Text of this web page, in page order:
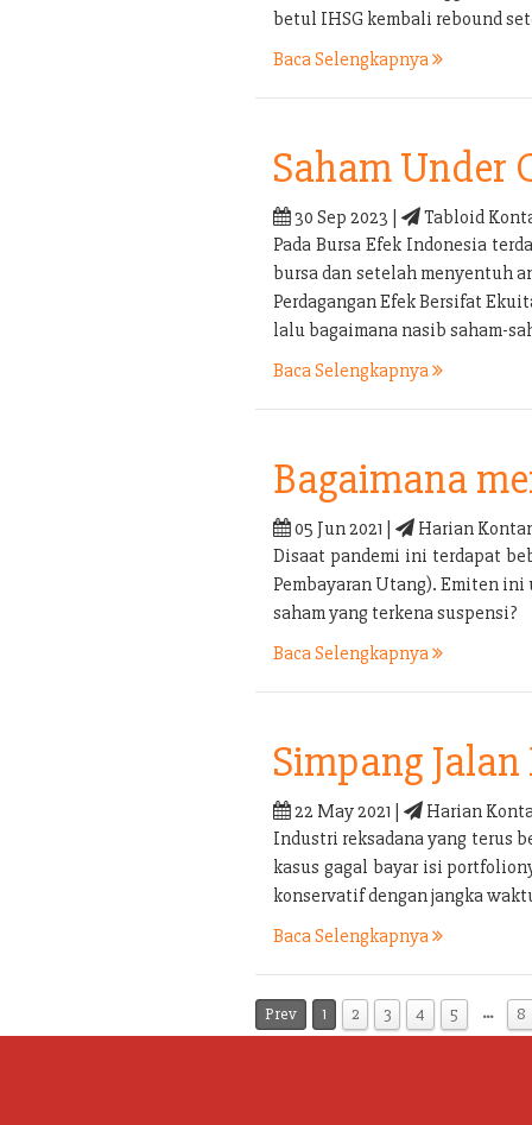
betul IHSG kembali rebound
Baca Selengkapnya
Saham Under
30 Sep 2023 |
Tabloid
Pada Bursa Efek Indonesia
bursa dan setelah menyentuh
Perdagangan Efek Bersifat
lalu bagaimana nasib saham-
Baca Selengkapnya
Bagaimana
05 Jun 2021 |
Harian
Disaat pandemi ini terdapat
Pembayaran Utang). Emiten ini
saham yang terkena suspensi?
Baca Selengkapnya
Simpang
22 May 2021 |
Harian
Industri reksadana yang terus
kasus gagal bayar isi
konservatif dengan jangka
Baca Selengkapnya
Prev 1 2 3 4 5 … 8